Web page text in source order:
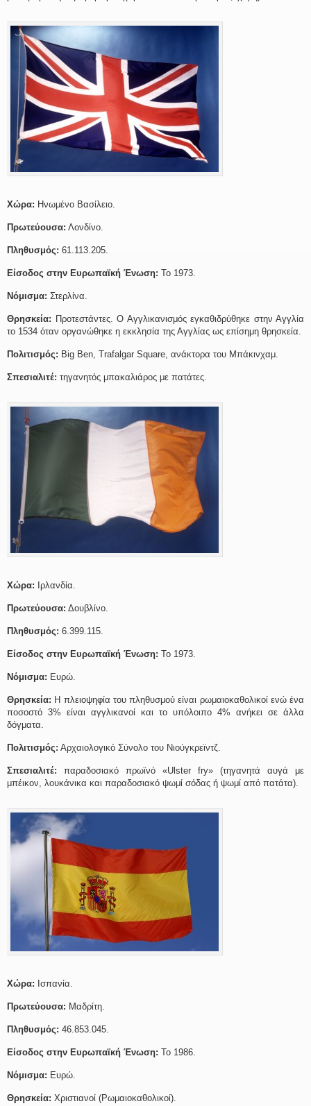
Χώρα: Ηνωμένο Βασίλειο.
Πρωτεύουσα: Λονδίνο.
Πληθυσμός: 61.113.205.
Είσοδος στην Ευρωπαϊκή Ένωση: Το 1973.
Νόμισμα: Στερλίνα.
Θρησκεία: Προτεστάντες. Ο Αγγλικανισμός εγκαθιδρύθηκε στην Αγγλία
το 1534 όταν οργανώθηκε η εκκλησία της Αγγλίας ως επίσημη θρησκεία.
Πολιτισμός: Big Ben, Trafalgar Square, ανάκτορα του Μπάκινχαμ.
Σπεσιαλιτέ: τηγανητός μπακαλιάρος με πατάτες.
Χώρα: Ιρλανδία.
Πρωτεύουσα: Δουβλίνο.
Πληθυσμός: 6.399.115.
Είσοδος στην Ευρωπαϊκή Ένωση: Το 1973.
Νόμισμα: Ευρώ.
Θρησκεία: Η πλειοψηφία του πληθυσμού είναι ρωμαιοκαθολικοί ενώ ένα
ποσοστό 3% είναι αγγλικανοί και το υπόλοιπο 4% ανήκει σε άλλα
δόγματα.
Πολιτισμός: Αρχαιολογικό Σύνολο του Νιούγκρεϊντζ.
Σπεσιαλιτέ: παραδοσιακό πρωϊνό «Ulster fry» (τηγανητά αυγά με
μπέικον, λουκάνικα και παραδοσιακό ψωμί σόδας ή ψωμί από πατάτα).
Χώρα: Ισπανία.
Πρωτεύουσα: Μαδρίτη.
Πληθυσμός: 46.853.045.
Είσοδος στην Ευρωπαϊκή Ένωση: Το 1986.
Νόμισμα: Ευρώ.
Θρησκεία: Χριστιανοί (Ρωμαιοκαθολικοί).